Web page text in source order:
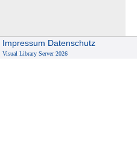
Impressum Datenschutz
Visual Library Server 2026